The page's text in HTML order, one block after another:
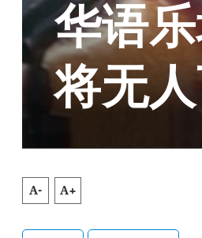
华语
将无
A- A+